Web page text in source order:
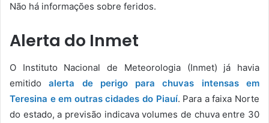
Não há informações sobre feridos.
Alerta do Inmet
O Instituto Nacional de Meteorologia (Inmet) já havia
emitidoalerta de perigo para chuvas intensas em
Teresina e em outras cidades do Piauí. Para a faixa Norte
do estado, a previsão indicava volumes de chuva entre 30